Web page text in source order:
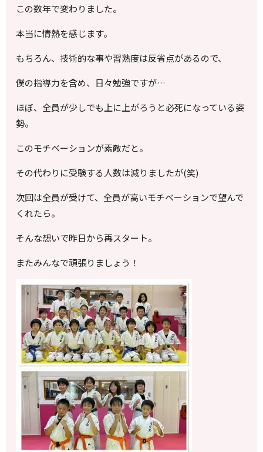
この数年で変わりました。
本当に情熱を感じます。
もちろん、技術的な事や習熟度は反省点があるので、
僕の指導力を含め、日々勉強ですが…
ほぼ、全員が少しでも上に上がろうと必死になっている姿
勢。
このモチベーションが素敵だと。
その代わりに受験する人数は減りましたが(笑)
次回は全員が受けて、全員が高いモチベーションで望んで
くれたら。
そんな想いで昨日から再スタート。
またみんなで頑張りましょう！